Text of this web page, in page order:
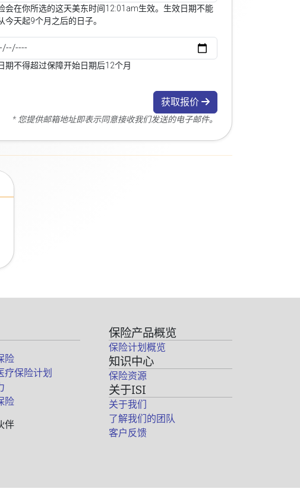
会在你所选的这天美东时间12:01am生效。生效日期不能
今天起9个月之后的日子。
期不得超过保障开始日期后12个月
获取报价
* 您提供邮箱地址即表示同意接收我们发送的电子邮件。
险
疗保险计划
险
伴
保险产品概览
保险计划概览
知识中心
保险资源
关于ISI
关于我们
了解我们的团队
客户反馈